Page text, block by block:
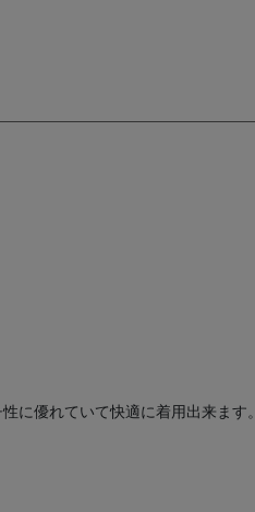
に優れていて快適に着用出来ます。